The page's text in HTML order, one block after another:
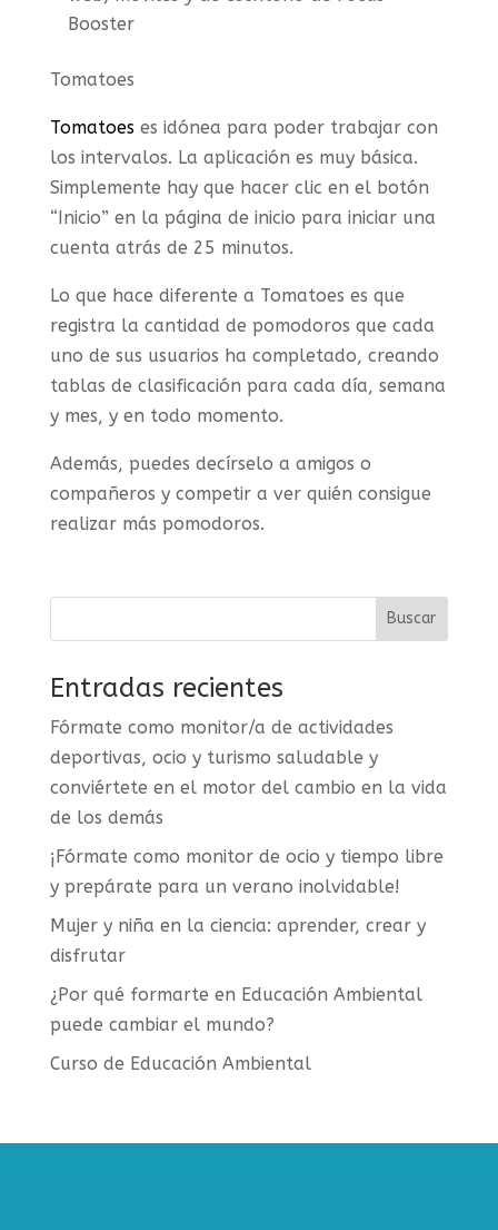
Booster
Tomatoes
Tomatoeses idónea para poder trabajar con
los intervalos. La aplicación es muy básica.
Simplemente hay que hacer clic en el botón
“Inicio” en la página de inicio para iniciar una
cuenta atrás de 25 minutos.
Lo que hace diferente a Tomatoes es que
registra la cantidad de pomodoros que cada
uno de sus usuarios ha completado, creando
tablas de clasificación para cada día, semana
y mes, y en todo momento.
Además, puedes decírselo a amigos o
compañeros y competir a ver quién consigue
realizar más pomodoros.
Entradas recientes
Fórmate como monitor/a de actividades
deportivas, ocio y turismo saludable y
conviértete en el motor del cambio en la vida
de los demás
¡Fórmate como monitor de ocio y tiempo libre
y prepárate para un verano inolvidable!
Mujer y niña en la ciencia: aprender, crear y
disfrutar
¿Por qué formarte en Educación Ambiental
puede cambiar el mundo?
Curso de Educación Ambiental